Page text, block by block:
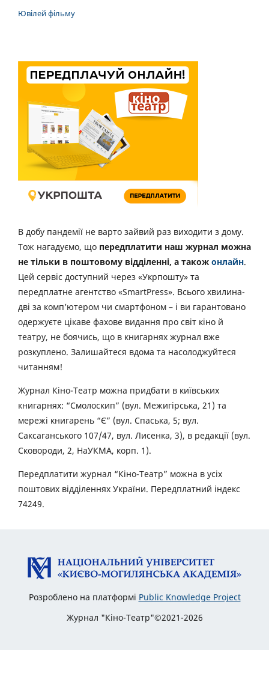
Ювілей фільму
В добу пандемії не варто зайвий раз виходити з дому.
Тож нагадуємо, що передплатити наш журнал можна
не тільки в поштовому відділенні, а також онлайн.
Цей сервіс доступний через «Укрпошту» та
передплатне агентство «SmartPress». Всього хвилина-
дві за комп’ютером чи смартфоном – і ви гарантовано
одержуєте цікаве фахове видання про світ кіно й
театру, не боячись, що в книгарнях журнал вже
розкуплено. Залишайтеся вдома та насолоджуйтеся
читанням!
Журнал Кіно-Театр можна придбати в київських
книгарнях: “Смолоскип” (вул. Межигірська, 21) та
мережі книгарень “Є” (вул. Спаська, 5; вул.
Саксаганського 107/47, вул. Лисенка, 3), в редакції (вул.
Сковороди, 2, НаУКМА, корп. 1).
Передплатити журнал “Кіно-Театр” можна в усіх
поштових відділеннях України. Передплатний індекс
74249.
Розроблено на платформі Public Knowledge Project
Журнал "Кіно-Театр"©2021-2026